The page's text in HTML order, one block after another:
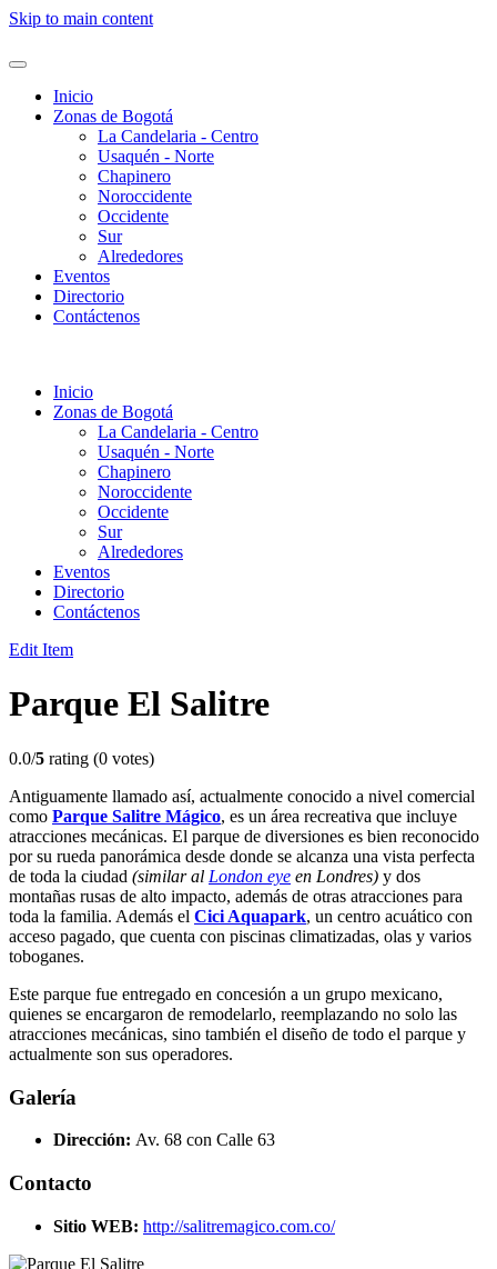
Skip to main content
Inicio
Zonas de Bogotá
La Candelaria - Centro
Usaquén - Norte
Chapinero
Noroccidente
Occidente
Sur
Alrededores
Eventos
Directorio
Contáctenos
Inicio
Zonas de Bogotá
La Candelaria - Centro
Usaquén - Norte
Chapinero
Noroccidente
Occidente
Sur
Alrededores
Eventos
Directorio
Contáctenos
Edit Item
Parque El Salitre
0.0/5 rating (0 votes)
Antiguamente llamado así, actualmente conocido a nivel comercial
como Parque Salitre Mágico, es un área recreativa que incluye
atracciones mecánicas. El parque de diversiones es bien reconocido
por su rueda panorámica desde donde se alcanza una vista perfecta
de toda la ciudad (similar al London eye en Londres) y dos
montañas rusas de alto impacto, además de otras atracciones para
toda la familia. Además el Cici Aquapark, un centro acuático con
acceso pagado, que cuenta con piscinas climatizadas, olas y varios
toboganes.
Este parque fue entregado en concesión a un grupo mexicano,
quienes se encargaron de remodelarlo, reemplazando no solo las
atracciones mecánicas, sino también el diseño de todo el parque y
actualmente son sus operadores.
Galería
Dirección: Av. 68 con Calle 63
Contacto
Sitio WEB: http://salitremagico.com.co/